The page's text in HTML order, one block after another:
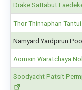
Drake Sattabut
Thor Thinnaphan Tantui
Namyard Yardpirun
Aomsin Waratchaya
Soodyacht Patsit